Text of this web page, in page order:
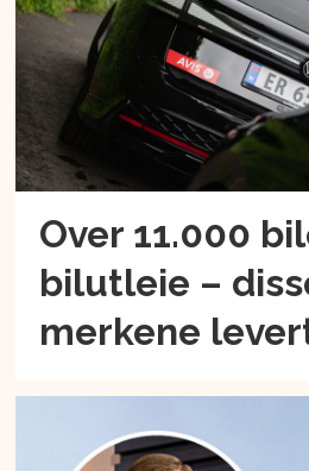
Over 11.000
bilutleie –
merkene